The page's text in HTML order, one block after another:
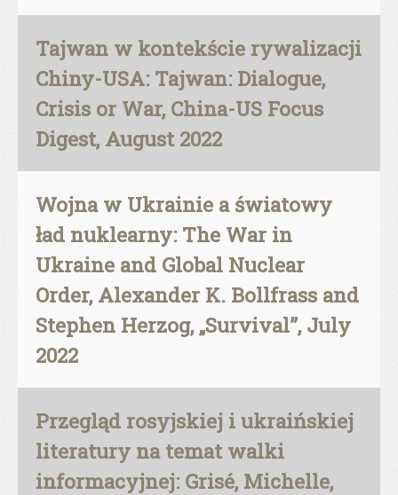
Tajwan w kontekście rywalizacji
Chiny-USA: Tajwan: Dialogue,
Crisis or War, China-US Focus
Digest, August 2022
Wojna w Ukrainie a światowy
ład nuklearny: The War in
Ukraine and Global Nuclear
Order, Alexander K. Bollfrass and
Stephen Herzog, „Survival”, July
2022
Przegląd rosyjskiej i ukraińskiej
literatury na temat walki
informacyjnej: Grisé, Michelle,